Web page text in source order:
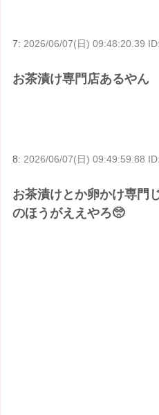
7: 2026/06/07(日) 09:48:20.39
お茶漬け専門店あるやん
8: 2026/06/07(日) 09:49:59.88
お茶漬けとか卵かけ専門
のほうがええやろ🥺